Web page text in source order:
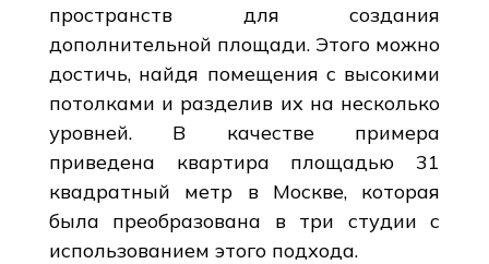
пространств для создания
дополнительной площади. Этого можно
достичь, найдя помещения с высокими
потолками и разделив их на несколько
уровней. В качестве примера
приведена квартира площадью 31
квадратный метр в Москве, которая
была преобразована в три студии с
использованием этого подхода.